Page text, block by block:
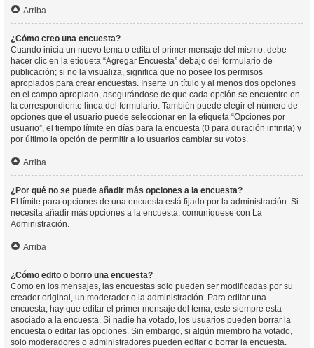
Arriba
¿Cómo creo una encuesta?
Cuando inicia un nuevo tema o edita el primer mensaje del mismo, debe
hacer clic en la etiqueta “Agregar Encuesta” debajo del formulario de
publicación; si no la visualiza, significa que no posee los permisos
apropiados para crear encuestas. Inserte un título y al menos dos opciones
en el campo apropiado, asegurándose de que cada opción se encuentre en
la correspondiente línea del formulario. También puede elegir el número de
opciones que el usuario puede seleccionar en la etiqueta “Opciones por
usuario”, el tiempo límite en días para la encuesta (0 para duración infinita) y
por último la opción de permitir a lo usuarios cambiar su votos.
Arriba
¿Por qué no se puede añadir más opciones a la encuesta?
El límite para opciones de una encuesta está fijado por la administración. Si
necesita añadir más opciones a la encuesta, comuníquese con La
Administración.
Arriba
¿Cómo edito o borro una encuesta?
Como en los mensajes, las encuestas solo pueden ser modificadas por su
creador original, un moderador o la administración. Para editar una
encuesta, hay que editar el primer mensaje del tema; este siempre esta
asociado a la encuesta. Si nadie ha votado, los usuarios pueden borrar la
encuesta o editar las opciones. Sin embargo, si algún miembro ha votado,
solo moderadores o administradores pueden editar o borrar la encuesta.